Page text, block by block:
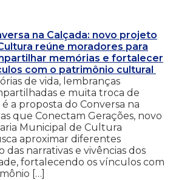
na Calçada: novo projeto
reúne moradores para
memórias e fortalecer
com o patrimônio cultural
de vida, lembranças
e muita troca de
é a proposta do Conversa na
que Conectam Gerações, novo
Municipal de Cultura
aproximar diferentes
das narrativas e vivências dos
fortalecendo os vínculos com
[…]